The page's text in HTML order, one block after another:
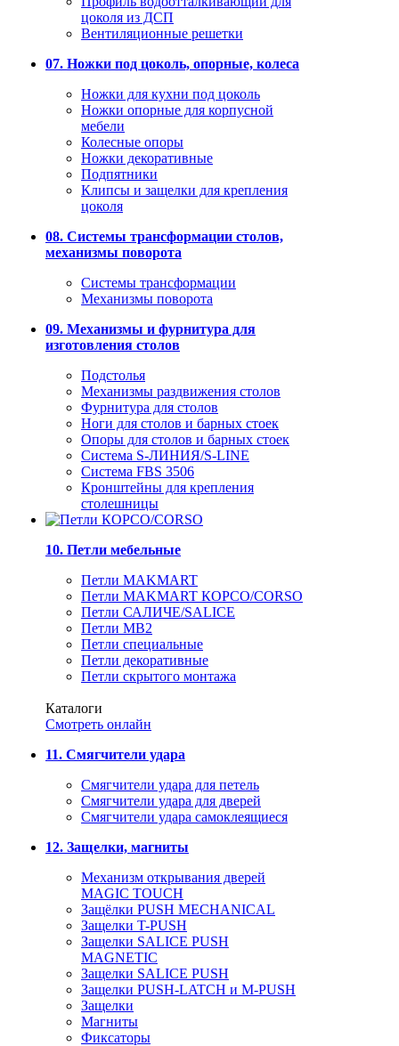
цоколя из ДСП
Вентиляционные решетки
07. Ножки под цоколь, опорные, колеса
Ножки для кухни под цоколь
Ножки опорные для корпусной
мебели
Колесные опоры
Ножки декоративные
Подпятники
Клипсы и защелки для крепления
цоколя
08. Системы трансформации столов,
механизмы поворота
Системы трансформации
Механизмы поворота
09. Механизмы и фурнитура для
изготовления столов
Подстолья
Механизмы раздвижения столов
Фурнитура для столов
Ноги для столов и барных стоек
Опоры для столов и барных стоек
Система S-ЛИНИЯ/S-LINE
Система FBS 3506
Кронштейны для крепления
столешницы
10. Петли мебельные
Петли MAKMART
Петли MAKMART КОРСО/CORSO
Петли САЛИЧЕ/SALICE
Петли MB2
Петли специальные
Петли декоративные
Петли скрытого монтажа
Каталоги
Смотреть онлайн
11. Смягчители удара
Смягчители удара для петель
Смягчители удара для дверей
Cмягчители удара самоклеящиеся
12. Защелки, магниты
Механизм открывания дверей
MAGIC TOUCH
Защёлки PUSH MECHANICAL
Защелки T-PUSH
Защелки SALICE PUSH
MAGNETIC
Защелки SALICE PUSH
Защелки PUSH-LATCH и M-PUSH
Защелки
Магниты
Фиксаторы